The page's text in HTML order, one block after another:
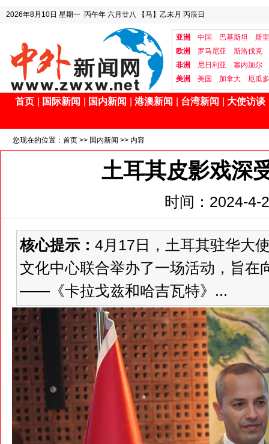
2026年8月10日 星期一 丙午年 六月廿八 【马】乙未月 丙辰日
亚洲 中国 巴基斯坦
斯
欧洲
罗马尼亚
斯洛伐克
非洲
尼日利亚
塞内加尔
美洲
美国 加拿大 厄瓜
首页 国际新闻 国内新闻 港澳新闻 台湾新闻 大使访谈
您现在的位置： 首页 >> 国内新闻 >> 内容
土耳其皮影戏深
时间：2024-4-
核心提示： 4月17日，土耳其驻华大
文化中心联合举办了一场活动，旨在
——《卡拉戈兹和哈吉瓦特》...